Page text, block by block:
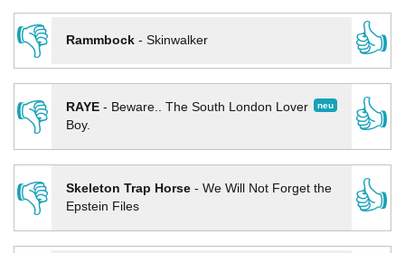
👎
Rammbock- Skinwalker
👍
👎
neu
RAYE- Beware.. The South London Lover
Boy.
👍
👎 Skeleton Trap Horse- We Will Not Forget the
Epstein Files
👍